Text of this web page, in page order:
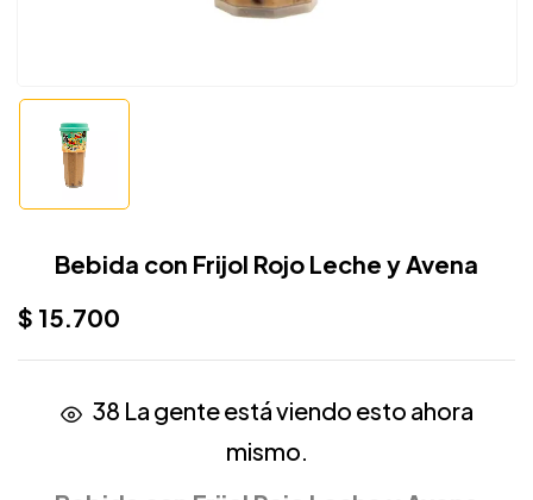
Bebida con Frijol Rojo Leche y Avena
$ 15.700
38 La gente está viendo esto ahora
mismo.